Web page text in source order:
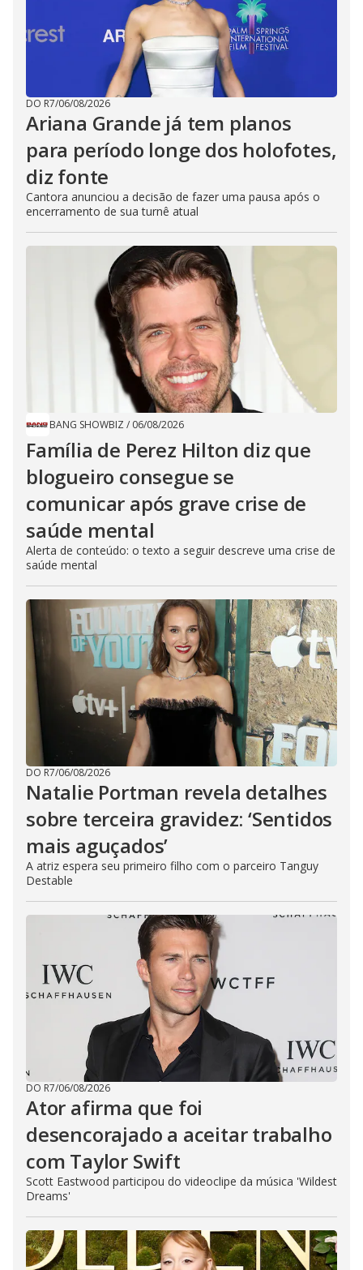
DO R7/06/08/2026
Ariana Grande já tem planos
para período longe dos holofotes,
diz fonte
Cantora anunciou a decisão de fazer uma pausa após o
encerramento de sua turnê atual
BANG SHOWBIZ / 06/08/2026
Família de Perez Hilton diz que
blogueiro consegue se
comunicar após grave crise de
saúde mental
Alerta de conteúdo: o texto a seguir descreve uma crise de
saúde mental
DO R7/06/08/2026
Natalie Portman revela detalhes
sobre terceira gravidez: ‘Sentidos
mais aguçados’
A atriz espera seu primeiro filho com o parceiro Tanguy
Destable
DO R7/06/08/2026
Ator afirma que foi
desencorajado a aceitar trabalho
com Taylor Swift
Scott Eastwood participou do videoclipe da música 'Wildest
Dreams'